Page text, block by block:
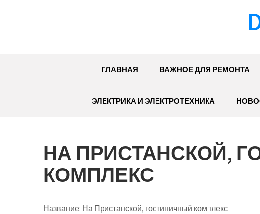
ГЛАВНАЯ ВАЖНОЕ ДЛЯ РЕМОНТА
ЭЛЕКТРИКА И ЭЛЕКТРОТЕХНИКА
НА ПРИСТАНСКОЙ,
КОМПЛЕКС
Название: На Пристанской, гостиничный комплекс